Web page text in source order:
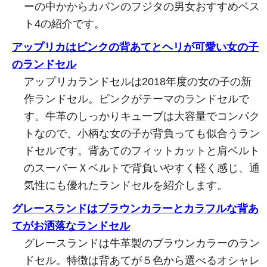
ーの中かからカバンのフジタの男女おすすめベス
ト4の紹介です。
アップリカはピンクの背あてとヘリが可愛い女の子
のランドセル
アップリカランドセルは2018年度の女の子の新
作ランドセル。ピンクがテーマのランドセルで
す。牛革のしっかりキューブは大容量でコンパク
トなので、小柄な女の子が背負っても似合うラン
ドセルです。背あてのフィットカットと肩ベルト
のスーパーＸベルトで背負いやすく軽く感じ、通
気性にも優れたランドセルを紹介します。
グレースランドはブラウンカラーとカラフルな背あ
てがお洒落なランドセル
グレースランドは牛革製のブラウンカラーのラン
ドセル。特徴は背あてが５色から選べるオシャレ